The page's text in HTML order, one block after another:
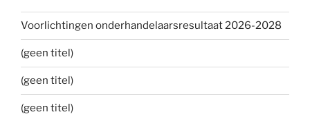
Voorlichtingen onderhandelaarsresultaat 2026-2028
(geen titel)
(geen titel)
(geen titel)